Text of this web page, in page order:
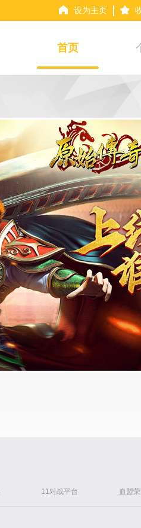
设为主页
首页
11对战平台 血盟